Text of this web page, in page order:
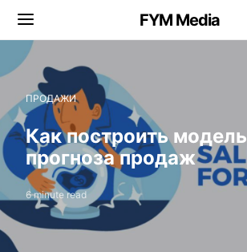
FYM Media
ПРОДАЖИ
Как построить модель
прогноза продаж
6 minute read